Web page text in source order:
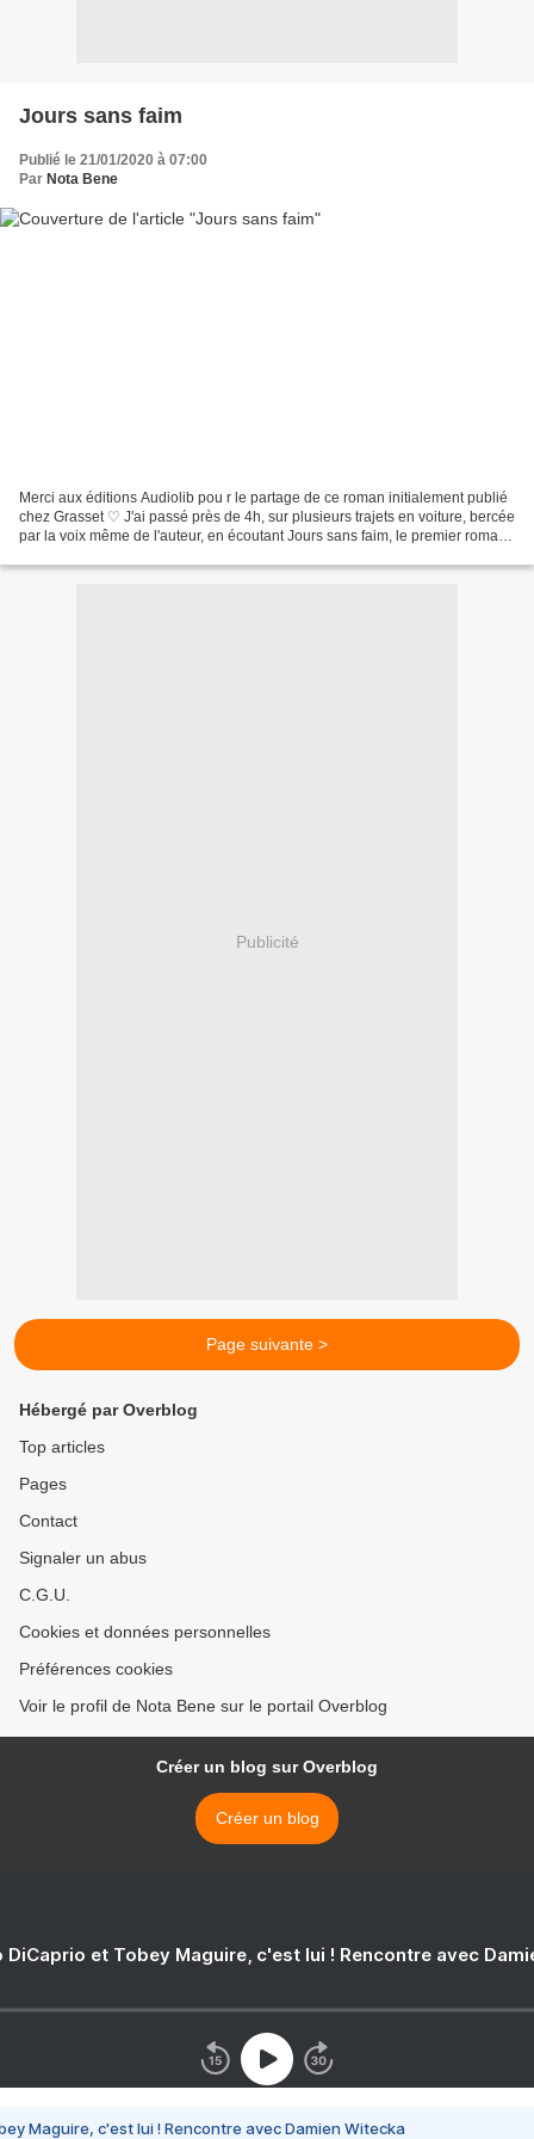
Jours sans faim
Publié le 21/01/2020 à 07:00
Par Nota Bene
Merci aux éditions Audiolib pou r le partage de ce roman initialement publié
chez Grasset ♡ J'ai passé près de 4h, sur plusieurs trajets en voiture, bercée
par la voix même de l'auteur, en écoutant Jours sans faim, le premier roman
Publicité
Page suivante >
Hébergé par Overblog
Top articles
Pages
Contact
Signaler un abus
C.G.U.
Cookies et données personnelles
Préférences cookies
Voir le profil de Nota Bene sur le portail Overblog
Créer un blog sur Overblog
Créer un blog
DiCaprio et Tobey Maguire, c'est lui ! Rencontre avec
Maguire, c'est lui ! Rencontre avec Damien Witecka